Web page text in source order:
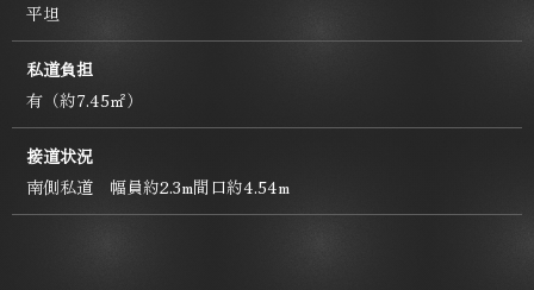
平坦
私道負担
有（約7.45㎡）
接道状況
南側私道 幅員約2.3m間口約4.54m